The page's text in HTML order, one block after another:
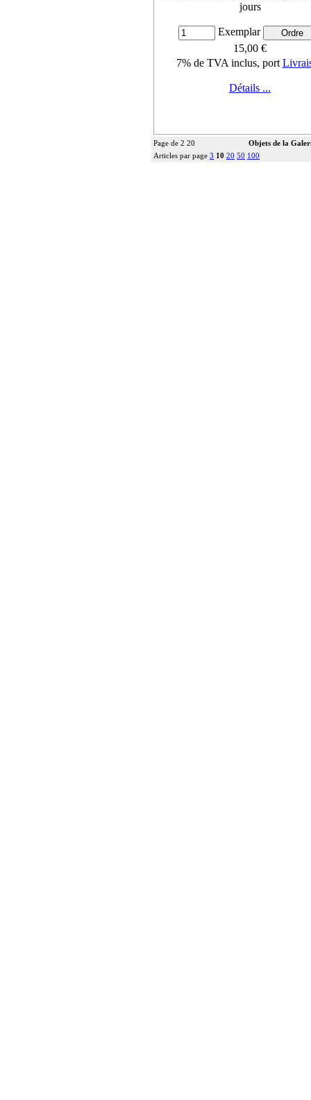
jours
Exemplar
15,00 €
7% de TVA inclus, port
Détails ...
Page de 2 20
Objets de la
Articles par page 3 10 20 50 100